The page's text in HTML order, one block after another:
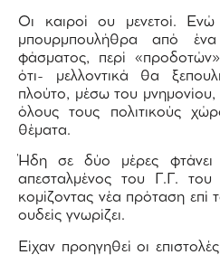
Οι καιροί ου μενετοί. Ενώ
μπουρμπουλήθρα από
φάσματος, περί
ότι- μελλοντικά θα
πλούτο, μέσω του μνημονίου,
όλους τους πολιτικούς
θέματα.
Ήδη σε δύο μέρες φτάνει
απεσταλμένος του Γ.Γ.
κομίζοντας νέα πρόταση επί
ουδείς γνωρίζει.
Είχαν προηγηθεί οι